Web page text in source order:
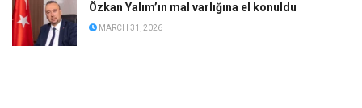
Özkan Yalım’ın mal varlığına el konuldu
MARCH 31, 2026